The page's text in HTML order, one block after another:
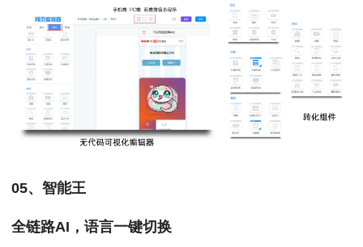
05、智能王
全链路AI，语言一键切换